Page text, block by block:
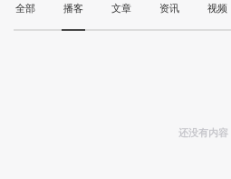
全部 播客 文章 资讯 视频
还没有内容